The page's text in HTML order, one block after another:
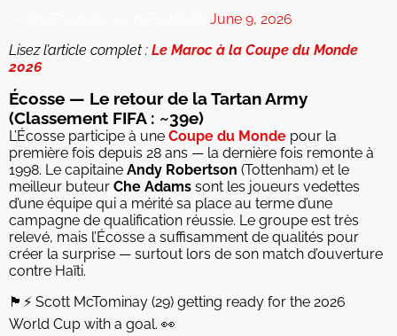
June 9, 2026
Lisez l’article complet : Le Maroc à la Coupe du Monde
2026
Écosse — Le retour de la Tartan Army
(Classement FIFA : ~39e)
L’Écosse participe à une Coupe du Monde pour la
première fois depuis 28 ans — la dernière fois remonte à
1998. Le capitaine Andy Robertson (Tottenham) et le
meilleur buteur Che Adams sont les joueurs vedettes
d’une équipe qui a mérité sa place au terme d’une
campagne de qualification réussie. Le groupe est très
relevé, mais l’Écosse a suffisamment de qualités pour
créer la surprise — surtout lors de son match d’ouverture
contre Haïti.
🏴󠁧󠁢󠁳󠁣󠁴󠁿⚡️ Scott McTominay (29) getting ready for the 2026
World Cup with a goal. 👀